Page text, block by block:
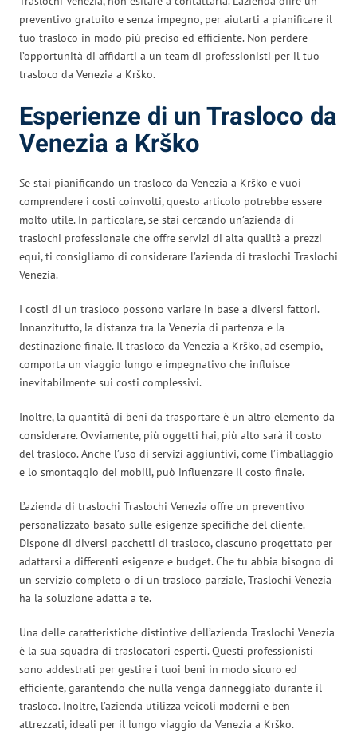
preventivo gratuito e senza impegno, per aiutarti a pianificare il
tuo trasloco in modo più preciso ed efficiente. Non perdere
l’opportunità di affidarti a un team di professionisti per il tuo
trasloco da Venezia a Krško.
Esperienze di un Trasloco da
Venezia a Krško
Se stai pianificando un trasloco da Venezia a Krško e vuoi
comprendere i costi coinvolti, questo articolo potrebbe essere
molto utile. In particolare, se stai cercando un’azienda di
traslochi professionale che offre servizi di alta qualità a prezzi
equi, ti consigliamo di considerare l’azienda di traslochi Traslochi
Venezia.
I costi di un trasloco possono variare in base a diversi fattori.
Innanzitutto, la distanza tra la Venezia di partenza e la
destinazione finale. Il trasloco da Venezia a Krško, ad esempio,
comporta un viaggio lungo e impegnativo che influisce
inevitabilmente sui costi complessivi.
Inoltre, la quantità di beni da trasportare è un altro elemento da
considerare. Ovviamente, più oggetti hai, più alto sarà il costo
del trasloco. Anche l’uso di servizi aggiuntivi, come l’imballaggio
e lo smontaggio dei mobili, può influenzare il costo finale.
L’azienda di traslochi Traslochi Venezia offre un preventivo
personalizzato basato sulle esigenze specifiche del cliente.
Dispone di diversi pacchetti di trasloco, ciascuno progettato per
adattarsi a differenti esigenze e budget. Che tu abbia bisogno di
un servizio completo o di un trasloco parziale, Traslochi Venezia
ha la soluzione adatta a te.
Una delle caratteristiche distintive dell’azienda Traslochi Venezia
è la sua squadra di traslocatori esperti. Questi professionisti
sono addestrati per gestire i tuoi beni in modo sicuro ed
efficiente, garantendo che nulla venga danneggiato durante il
trasloco. Inoltre, l’azienda utilizza veicoli moderni e ben
attrezzati, ideali per il lungo viaggio da Venezia a Krško.